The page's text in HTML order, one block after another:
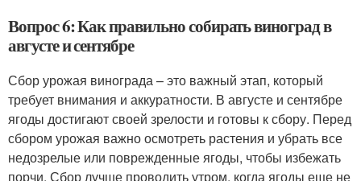
Вопрос 6: Как правильно собирать виноград в
августе и сентябре
Сбор урожая винограда – это важный этап, который
требует внимания и аккуратности. В августе и сентябре
ягоды достигают своей зрелости и готовы к сбору. Перед
сбором урожая важно осмотреть растения и убрать все
недозрелые или поврежденные ягоды, чтобы избежать
порчи. Сбор лучше проводить утром, когда ягоды еще не